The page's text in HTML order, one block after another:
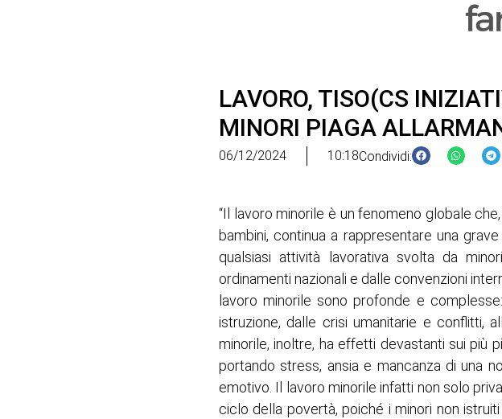
LAVORO, TISO(CS
MINORI PIAGA
06/12/2024 10:18Condividi:
“Il lavoro minorile è un fenomeno globale
bambini, continua a rappresentare una
qualsiasi attività lavorativa svolta da
ordinamenti nazionali e dalle convenzioni
lavoro minorile sono profonde e
istruzione, dalle crisi umanitarie e conflitti,
minorile, inoltre, ha effetti devastanti sui più
portando stress, ansia e mancanza di una
emotivo. Il lavoro minorile infatti non solo
ciclo della povertà, poiché i minori non